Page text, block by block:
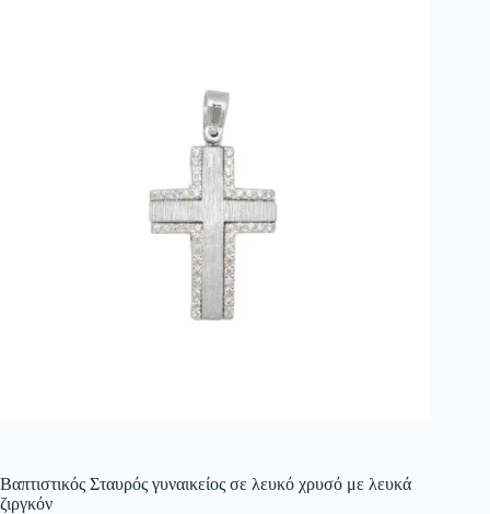
Βαπτιστικός Σταυρός γυναικείος σε λευκό χρυσό με λευκά
ζιργκόν